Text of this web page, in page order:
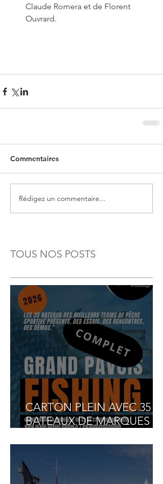
Claude Romera et de Florent
Ouvrard.
Commentaires
Rédigez un commentaire...
TOUS NOS POSTS
CARTON PLEIN AVEC 35
BATEAUX DE MARQUES
PAVOIS FISHING 2026 ET 2
BATEAUX COMPÉTITION
PARTENAIRES INVITÉS !